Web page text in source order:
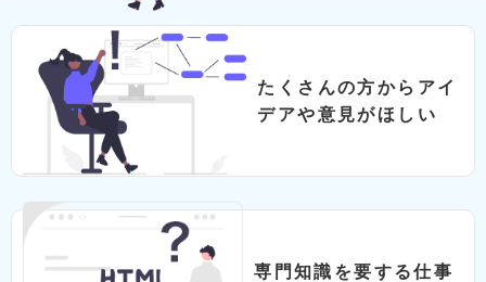
たくさんの⽅からアイ
デアや意⾒がほしい
専門知識を要する仕事